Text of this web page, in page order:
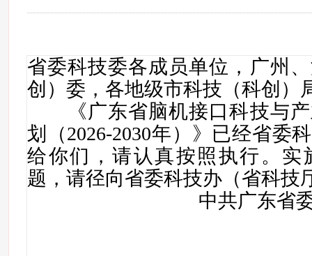
省委科技委各成员单位，广州
创）委，各地级市科技（科创）
《广东省脑机接口科技与
划（2026-2030年）》已经省委
给你们，请认真按照执行。实
题，请径向省委科技办（省科技
中共广东省